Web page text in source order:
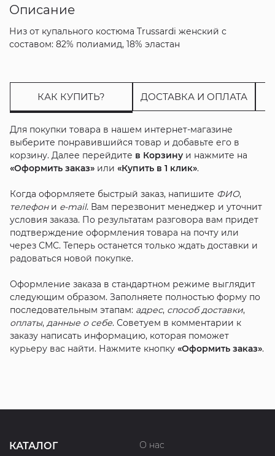
Описание
Низ от купального костюма Trussardi женский с
составом: 82% полиамид, 18% эластан
КАК КУПИТЬ? ДОСТАВКА И ОПЛАТА
Для покупки товара в нашем интернет-магазине
выберите понравившийся товар и добавьте его в
корзину. Далее перейдите в Корзинуи нажмите на
«Оформить заказ»или «Купить в 1 клик».
Когда оформляете быстрый заказ, напишите ФИО,
телефони e-mail. Вам перезвонит менеджер и уточнит
условия заказа. По результатам разговора вам придет
подтверждение оформления товара на почту или
через СМС. Теперь останется только ждать доставки и
радоваться новой покупке.
Оформление заказа в стандартном режиме выглядит
следующим образом. Заполняете полностью форму по
последовательным этапам: адрес, способ доставки,
оплаты, данные о себе. Советуем в комментарии к
заказу написать информацию, которая поможет
курьеру вас найти. Нажмите кнопку «Оформить заказ».
КАТАЛОГ
О нас